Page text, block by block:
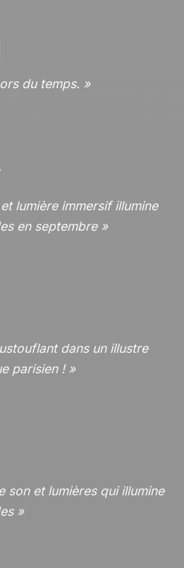
du temps.
lumière immersif illumine
en septembre
dans un illustre
parisien !
son et lumières qui illumine